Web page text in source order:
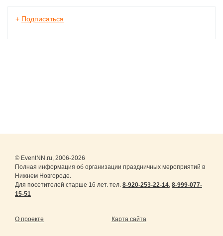
+ Подписаться
© EventNN.ru, 2006-2026
Полная информация об организации праздничных мероприятий в
Нижнем Новгороде.
Для посетителей старше 16 лет. тел. 8-920-253-22-14, 8-999-077-
15-51
О проекте Карта сайта